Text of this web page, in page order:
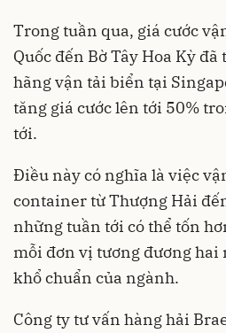
Trong tuần qua, giá cước
Quốc đến Bờ Tây Hoa Kỳ
hãng vận tải biển tại
tăng giá cước lên tới 50%
tới.
Điều này có nghĩa là việc
container từ Thượng Hải
những tuần tới có thể tốn
mỗi đơn vị tương đương hai
khổ chuẩn của ngành.
Công ty tư vấn hàng hải